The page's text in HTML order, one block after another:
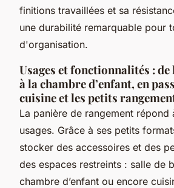
finitions travaillées et sa
une durabilité remarquable pour
d'organisation.
Usages et fonctionnalités : de
à la chambre d’enfant, en
cuisine et les petits
La panière de rangement répond
usages. Grâce à ses petits
stocker des accessoires et des
des espaces restreints : salle de
chambre d’enfant ou encore